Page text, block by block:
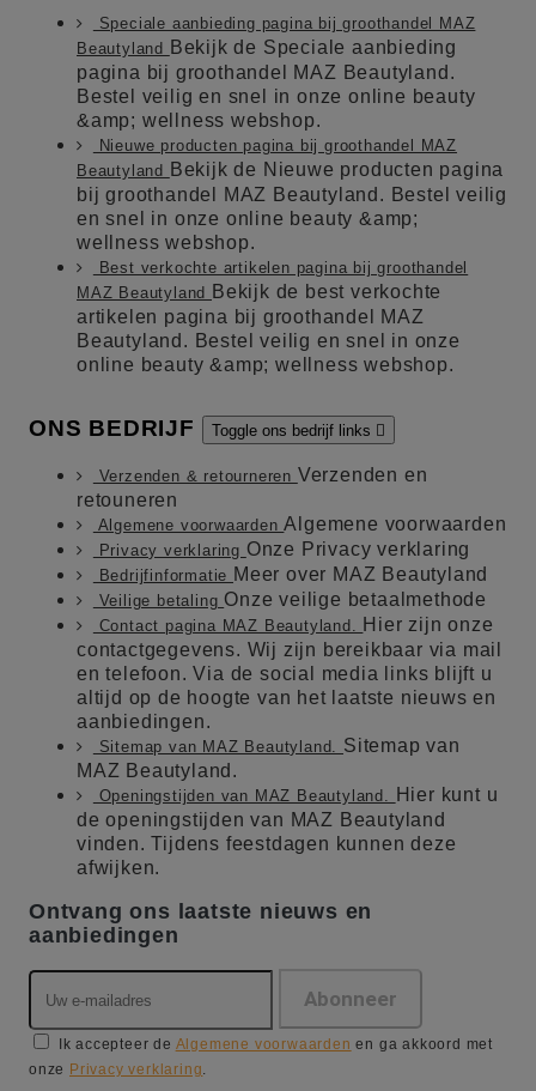
Speciale aanbieding pagina bij groothandel MAZ
Beautyland
Bekijk de Speciale aanbieding
pagina bij groothandel MAZ Beautyland.
Bestel veilig en snel in onze online beauty
&amp; wellness webshop.
Nieuwe producten pagina bij groothandel MAZ
Beautyland
Bekijk de Nieuwe producten pagina
bij groothandel MAZ Beautyland. Bestel veilig
en snel in onze online beauty &amp;
wellness webshop.
Best verkochte artikelen pagina bij groothandel
MAZ Beautyland
Bekijk de best verkochte
artikelen pagina bij groothandel MAZ
Beautyland. Bestel veilig en snel in onze
online beauty &amp; wellness webshop.
ONS BEDRIJF Toggle ons bedrijf links 
Verzenden & retourneren Verzenden en
retouneren
Algemene voorwaardenAlgemene voorwaarden
Privacy verklaring Onze Privacy verklaring
Bedrijfinformatie Meer over MAZ Beautyland
Veilige betaling Onze veilige betaalmethode
Contact pagina MAZ Beautyland.
Hier zijn onze
contactgegevens. Wij zijn bereikbaar via mail
en telefoon. Via de social media links blijft u
altijd op de hoogte van het laatste nieuws en
aanbiedingen.
Sitemap van MAZ Beautyland. Sitemap van
MAZ Beautyland.
Openingstijden van MAZ Beautyland.
Hier kunt u
de openingstijden van MAZ Beautyland
vinden. Tijdens feestdagen kunnen deze
afwijken.
Ontvang ons laatste nieuws en
aanbiedingen
Ik accepteer de Algemene voorwaarden en ga akkoord met
onze Privacy verklaring.